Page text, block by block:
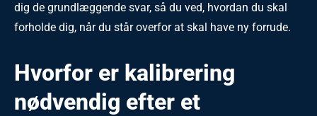
dig de grundlæggende svar, så du ved, hvordan du skal
forholde dig, når du står overfor at skal have ny forrude.
Hvorfor er kalibrering
nødvendig efter et